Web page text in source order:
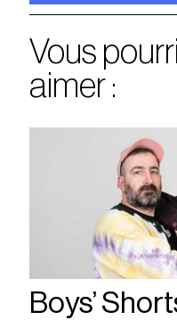
Vous
aimer :
Boys’